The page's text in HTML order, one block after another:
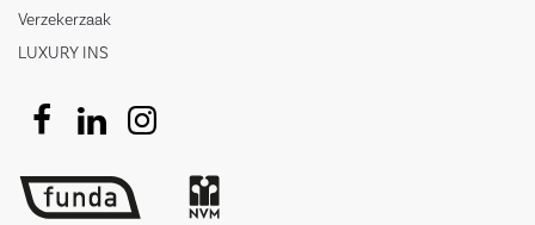
Verzekerzaak
LUXURY INS